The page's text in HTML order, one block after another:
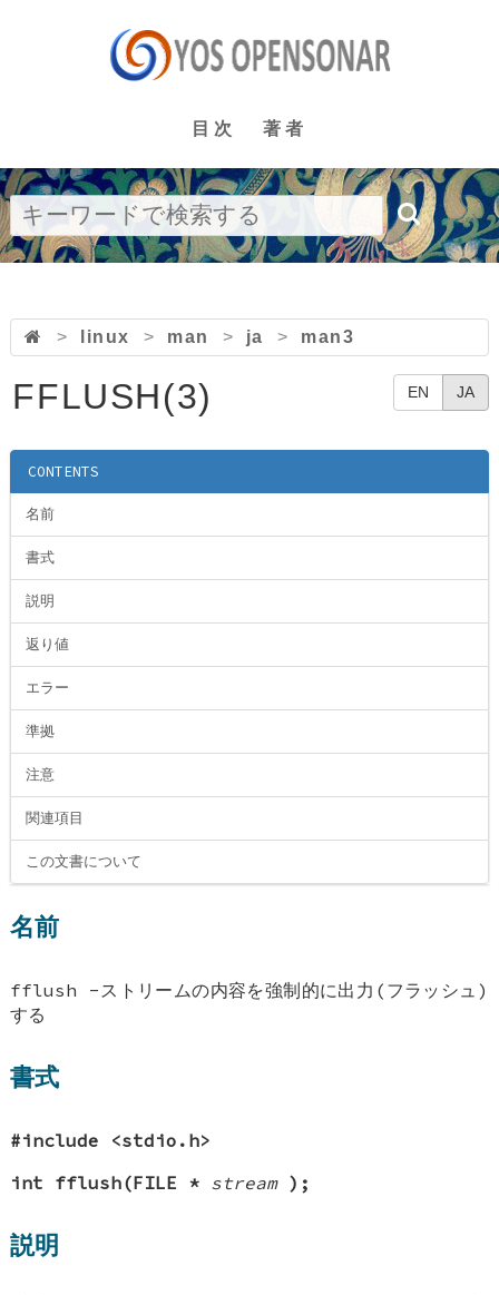
目次 著者
> linux > man > ja > man3
EN JA
FFLUSH(3)
CONTENTS
名前
書式
説明
返り値
エラー
準拠
注意
関連項目
この文書について
名前
fflush -ストリームの内容を強制的に出力(フラッシュ)
する
書式
#include <stdio.h>
int fflush(FILE * stream );
説明